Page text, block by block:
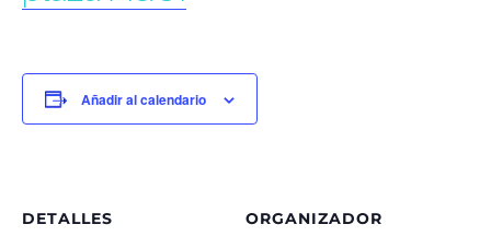
Añadir al calendario
DETALLES ORGANIZADOR